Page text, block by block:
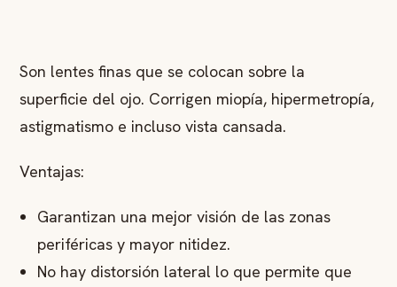
Son lentes finas que se colocan sobre la
superficie del ojo. Corrigen miopía, hipermetropía,
astigmatismo e incluso vista cansada.
Ventajas:
Garantizan una mejor visión de las zonas
periféricas y mayor nitidez.
No hay distorsión lateral lo que permite que